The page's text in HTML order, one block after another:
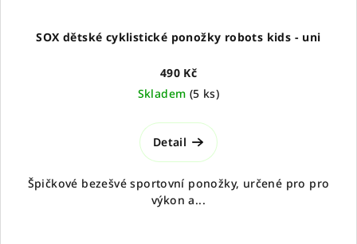
SOX dětské cyklistické ponožky robots kids - uni
490 Kč
Skladem (5 ks)
Detail
Špičkové bezešvé sportovní ponožky, určené pro pro
výkon a...